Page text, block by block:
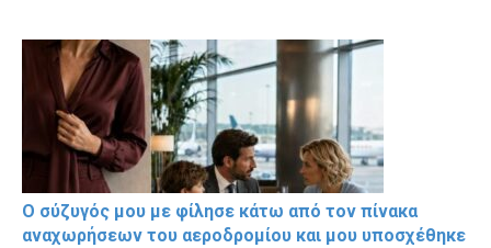
Ο σύζυγός μου με φίλησε κάτω από τον πίνακα
αναχωρήσεων του αεροδρομίου και μου υποσχέθηκε